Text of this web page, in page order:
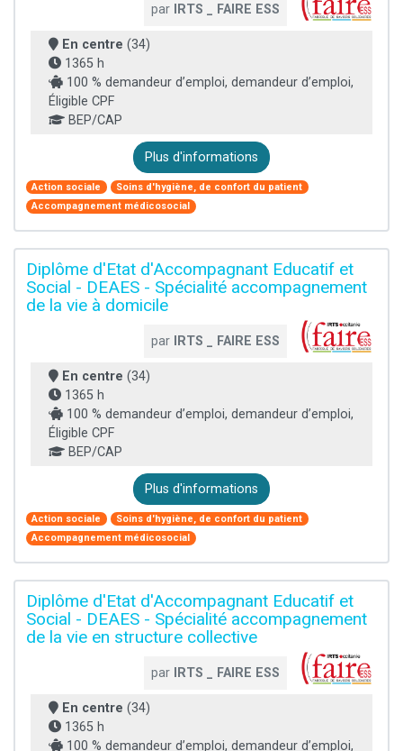
par IRTS _ FAIRE ESS
En centre (34)
1365 h
100 % demandeur d’emploi, demandeur d’emploi,
Éligible CPF
BEP/CAP
Plus d'informations
Action sociale
Soins d'hygiène, de confort du patient
Accompagnement médicosocial
Diplôme d'Etat d'Accompagnant Educatif et
Social - DEAES - Spécialité accompagnement
de la vie à domicile
par IRTS _ FAIRE ESS
En centre (34)
1365 h
100 % demandeur d’emploi, demandeur d’emploi,
Éligible CPF
BEP/CAP
Plus d'informations
Action sociale
Soins d'hygiène, de confort du patient
Accompagnement médicosocial
Diplôme d'Etat d'Accompagnant Educatif et
Social - DEAES - Spécialité accompagnement
de la vie en structure collective
par IRTS _ FAIRE ESS
En centre (34)
1365 h
100 % demandeur d’emploi, demandeur d’emploi,